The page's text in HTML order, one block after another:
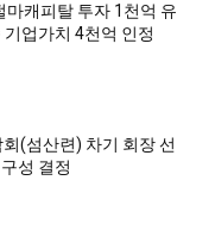
마캐피탈 투자 1천억 유
기업가치 4천억 인정
(섬산련) 차기 회장 선
성 결정